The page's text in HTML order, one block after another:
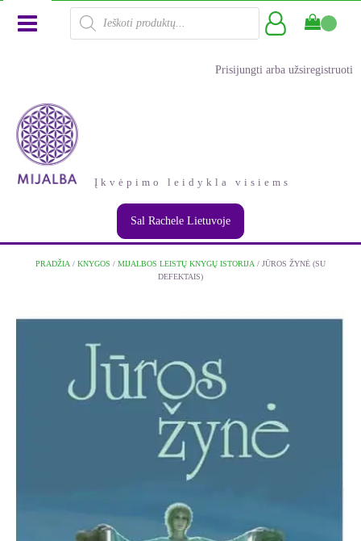
Products
search
Prisijungti arba užsiregistruoti
Įkvėpimo leidykla visiems
Sal Rachele Lietuvoje
PRADŽIA / KNYGOS / MIJALBOS LEISTŲ KNYGŲ ISTORIJA / JŪROS ŽYNĖ (SU
DEFEKTAIS)